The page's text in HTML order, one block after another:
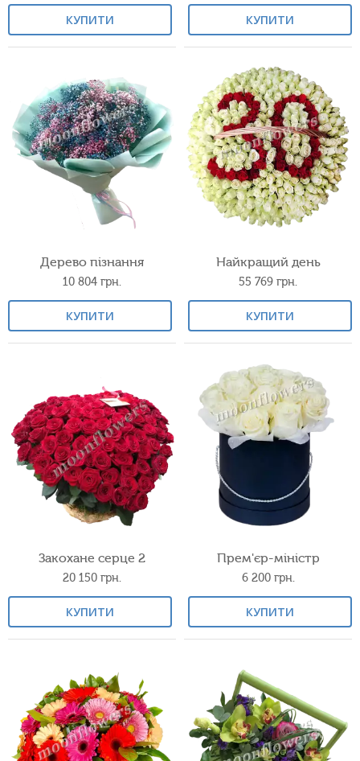
КУПИТИ КУПИТИ
Дерево пізнання
10 804 грн.
КУПИТИ
Найкращий день
55 769 грн.
КУПИТИ
Закохане серце 2
20 150 грн.
КУПИТИ
Прем'єр-міністр
6 200 грн.
КУПИТИ